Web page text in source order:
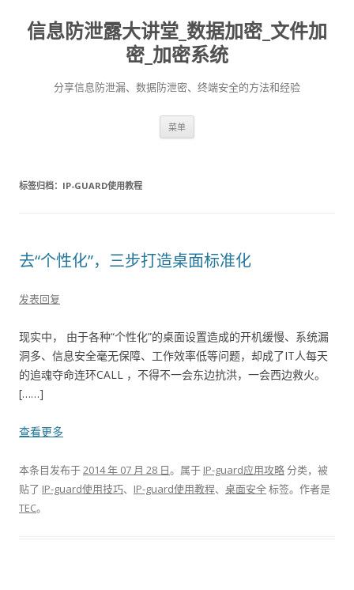
信息防泄露大讲堂_数据加密_文件加
密_加密系统
分享信息防泄漏、数据防泄密、终端安全的方法和经验
菜单
标签归档： IP-GUARD使用教程
去“个性化”，三步打造桌面标准化
发表回复
现实中， 由于各种“个性化”的桌面设置造成的开机缓慢、系统漏
洞多、信息安全毫无保障、工作效率低等问题，却成了IT人每天
的追魂夺命连环CALL ，不得不一会东边抗洪，一会西边救火。
[……]
查看更多
本条目发布于2014 年 07 月 28 日。属于 IP-guard应用攻略分类，被
贴了 IP-guard使用技巧、 IP-guard使用教程、 桌面安全标签。 作者是
TEC。